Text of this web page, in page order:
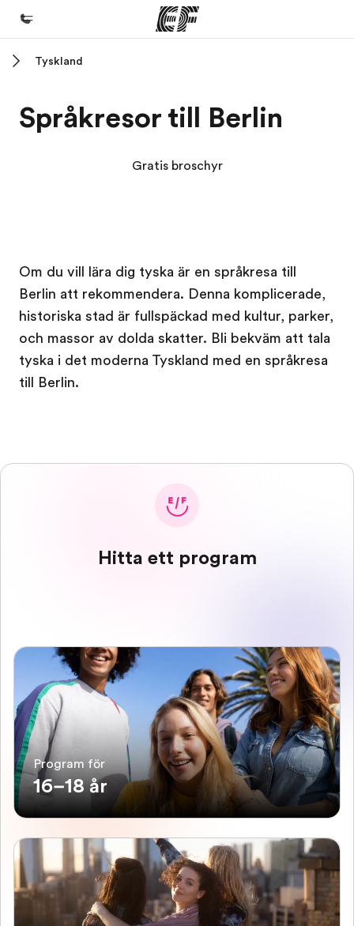
Program
Vilka är vi?
Karriär
Bli en del av vårt team
Tyskland
Språkresor till Berlin
Gratis broschyr
Om du vill lära dig tyska är en språkresa till
Berlin att rekommendera. Denna komplicerade,
historiska stad är fullspäckad med kultur, parker,
och massor av dolda skatter. Bli bekväm att tala
tyska i det moderna Tyskland med en språkresa
till Berlin.
Hitta ett program
Program för
16–18 år